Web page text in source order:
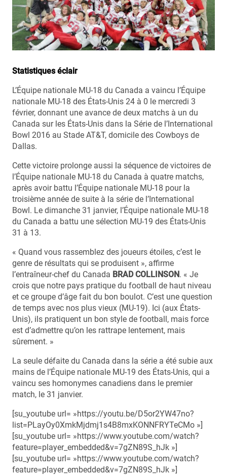
Statistiques éclair
L’Équipe nationale MU-18 du Canada a vaincu l’Équipe
nationale MU-18 des États-Unis 24 à 0 le mercredi 3
février, donnant une avance de deux matchs à un du
Canada sur les États-Unis dans la Série de l’International
Bowl 2016 au Stade AT&T, domicile des Cowboys de
Dallas.
Cette victoire prolonge aussi la séquence de victoires de
l’Équipe nationale MU-18 du Canada à quatre matchs,
après avoir battu l’Équipe nationale MU-18 pour la
troisième année de suite à la série de l’International
Bowl. Le dimanche 31 janvier, l’Équipe nationale MU-18
du Canada a battu une sélection MU-19 des États-Unis
31 à 13.
« Quand vous rassemblez des joueurs étoiles, c’est le
genre de résultats qui se produisent », affirme
l’entraîneur-chef du Canada BRAD COLLINSON. « Je
crois que notre pays pratique du football de haut niveau
et ce groupe d’âge fait du bon boulot. C’est une question
de temps avec nos plus vieux (MU-19). Ici (aux États-
Unis), ils pratiquent un bon style de football, mais force
est d’admettre qu’on les rattrape lentement, mais
sûrement. »
La seule défaite du Canada dans la série a été subie aux
mains de l’Équipe nationale MU-19 des États-Unis, qui a
vaincu ses homonymes canadiens dans le premier
match, le 31 janvier.
[su_youtube url= »https://youtu.be/D5or2YW47no?
list=PLayOy0XmkMjdmj1s4B8mxKONNFRYTeCMo »]
[su_youtube url= »https://www.youtube.com/watch?
feature=player_embedded&v=7gZN89S_hJk »]
[su_youtube url= »https://www.youtube.com/watch?
feature=player_embedded&v=7gZN89S_hJk »]